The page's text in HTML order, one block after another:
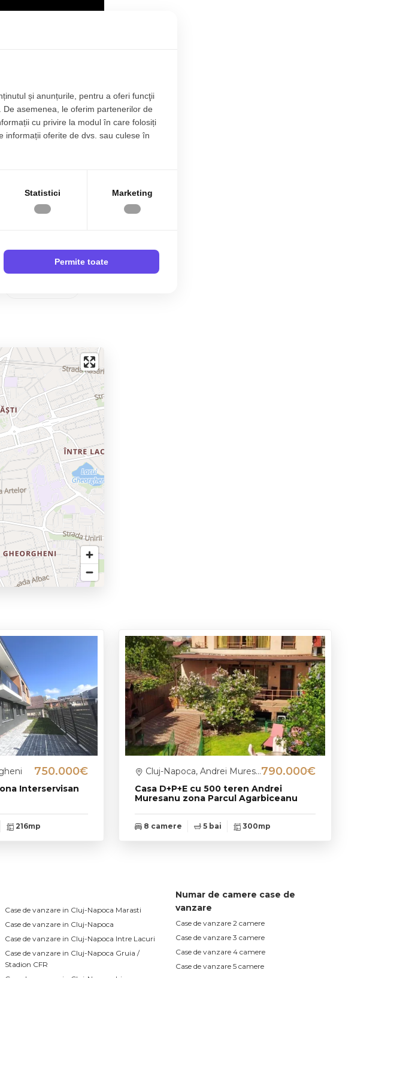
unice!
WC Serviciu
Interservisan
750.000€
216mp
Casa D+P+E cu 500 teren Andrei
Muresanu zona Parcul Agarbiceanu
Cluj-Napoca, Andrei Muresanu 790.000€
8 camere 5 bai 300mp
Case de vanzare in Cluj-Napoca Marasti
Case de vanzare in Cluj-Napoca
Case de vanzare in Cluj-Napoca Intre Lacuri
Case de vanzare in Cluj-Napoca Gruia /
Stadion CFR
Case de vanzare in Cluj-Napoca Iris
Numar de camere case de
vanzare
Case de vanzare 2 camere
Case de vanzare 3 camere
Case de vanzare 4 camere
Case de vanzare 5 camere
și anunțurile, pentru a oferi funcţii
asemenea, le oferim partenerilor de
cu privire la modul în care folosiți
informații oferite de dvs. sau culese în
Statistici Marketing
Permite toate